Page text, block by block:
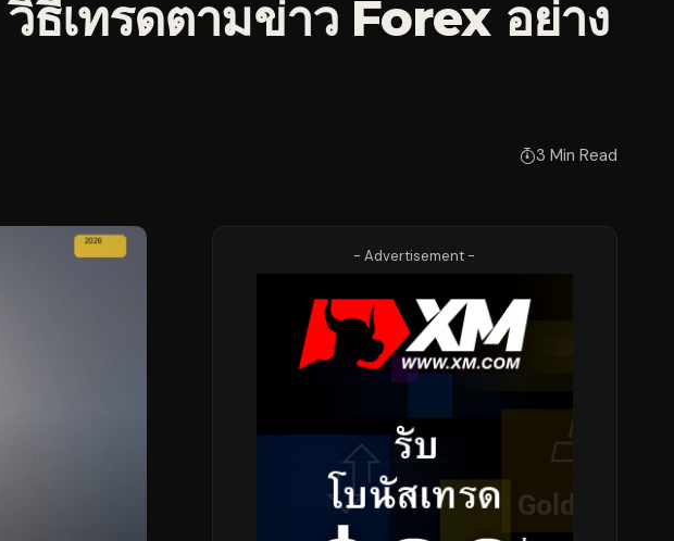
เทรดตามข่าว Forex อย่าง
3 Min Read
- Advertisement -